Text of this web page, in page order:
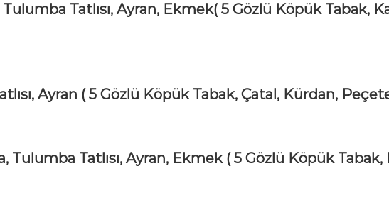
Tatlısı, Ayran, Ekmek( 5 Gözlü Köpük Tabak,
Ayran ( 5 Gözlü Köpük Tabak, Çatal, Kürdan,
Tulumba Tatlısı, Ayran, Ekmek ( 5 Gözlü Köpük Tabak,